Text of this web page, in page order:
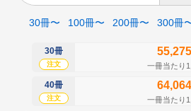
30冊〜 100冊〜 200冊〜 300冊
30冊
注文 一冊当たり
40冊
注文 一冊当たり